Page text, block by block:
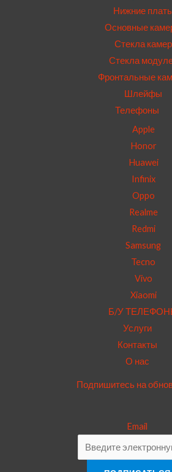
Нижние
Основные
Стекла камер
Стекла
Фронтальные
Шлейфы
Телефоны
Apple
Honor
Huawei
Infinix
Oppo
Realme
Redmi
Samsung
Tecno
Vivo
Xiaomi
Б/У
Услуги
Контакты
О нас
Подпишитесь на
Email